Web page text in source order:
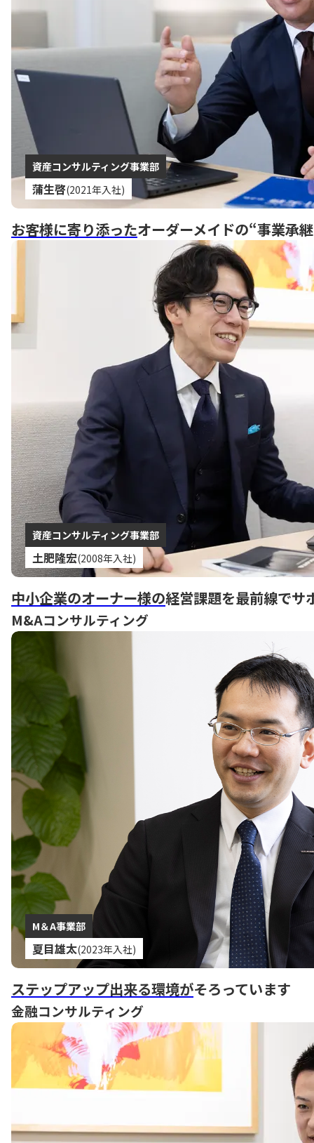
資産コンサルティング事業部
蒲生啓(2021年入社)
お客様に寄り添ったオーダーメイドの“事業承
資産コンサルティング事業部
土肥隆宏(2008年入社)
中小企業のオーナー様の経営課題を最前線でサ
M&Aコンサルティング
M＆A事業部
夏目雄太(2023年入社)
ステップアップ出来る環境がそろっています
金融コンサルティング